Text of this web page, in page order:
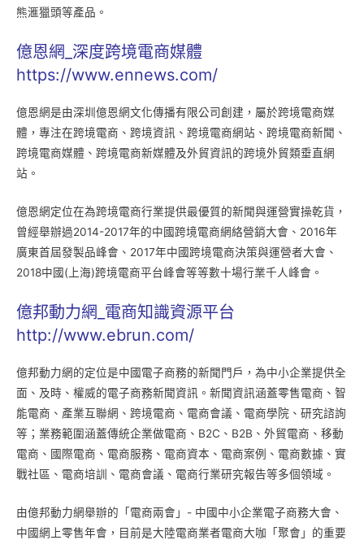
熊滙獵頭等產品。
億恩網_深度跨境電商媒體
https://www.ennews.com/
億恩網是由深圳億恩網文化傳播有限公司創建，屬於跨境電商媒
體，專注在跨境電商、跨境資訊、跨境電商網站、跨境電商新聞、
跨境電商媒體、跨境電商新媒體及外貿資訊的跨境外貿類垂直網
站。
億恩網定位在為跨境電商行業提供最優質的新聞與運營實操乾貨，
曾經舉辦過2014-2017年的中國跨境電商網絡營銷大會、2016年
廣東首屆發製品峰會、2017年中國跨境電商決策與運營者大會、
2018中國(上海)跨境電商平台峰會等等數十場行業千人峰會。
億邦動力網_電商知識資源平台
http://www.ebrun.com/
億邦動力網的定位是中國電子商務的新聞門戶，為中小企業提供全
面、及時、權威的電子商務新聞資訊。新聞資訊涵蓋零售電商、智
能電商、產業互聯網、跨境電商、電商會議、電商學院、研究諮詢
等；業務範圍涵蓋傳統企業做電商、B2C、B2B、外貿電商、移動
電商、國際電商、電商服務、電商資本、電商案例、電商數據、實
戰社區、電商培訓、電商會議、電商行業研究報告等多個領域。
由億邦動力網舉辦的「電商兩會」- 中國中小企業電子商務大會、
中國網上零售年會，目前是大陸電商業者電商大咖「聚會」的重要